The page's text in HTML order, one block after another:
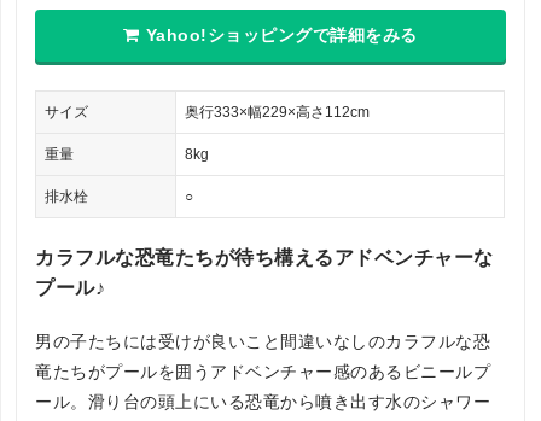
Yahoo!ショッピングで詳細をみる
サイズ 奥行333×幅229×高さ112cm
重量 8kg
排水栓 ○
カラフルな恐竜たちが待ち構えるアドベンチャーな
プール♪
男の子たちには受けが良いこと間違いなしのカラフルな恐
竜たちがプールを囲うアドベンチャー感のあるビニールプ
ール。滑り台の頭上にいる恐竜から噴き出す水のシャワー